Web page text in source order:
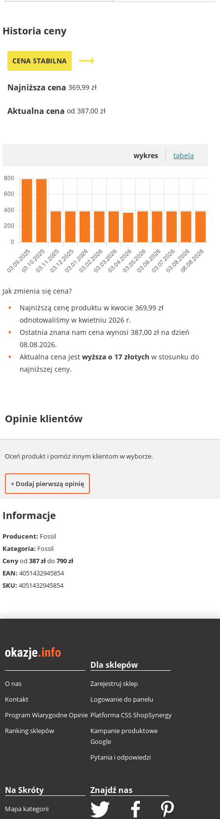
Historia ceny
CENA STABILNA trending_flat
Najniższa cena 369,99 zł
Aktualna cena od 387,00 zł
wykres tabela
Jak zmienia się cena?
Najniższą cenę produktu w kwocie 369,99 zł
odnotowaliśmy w kwietniu 2026 r.
Ostatnia znana nam cena wynosi 387,00 zł na dzień
08.08.2026.
Aktualna cena jest wyższa o 17 złotych w stosunku do
najniższej ceny.
Opinie klientów
Oceń produkt i pomóż innym klientom w wyborze.
+ Dodaj pierwszą opinię
Informacje
Producent: Fossil
Kategoria: Fossil
Cenyod 387 złdo 790 zł
EAN: 4051432945854
SKU: 4051432945854
O nas
Kontakt
Program Wiarygodne Opinie
Ranking sklepów
Dla sklepów
Zarejestruj sklep
Logowanie do panelu
Platforma CSS ShopSynergy
Kampanie produktowe
Google
Pytania i odpowiedzi
Na Skróty
Mapa kategorii
Znajdź nas